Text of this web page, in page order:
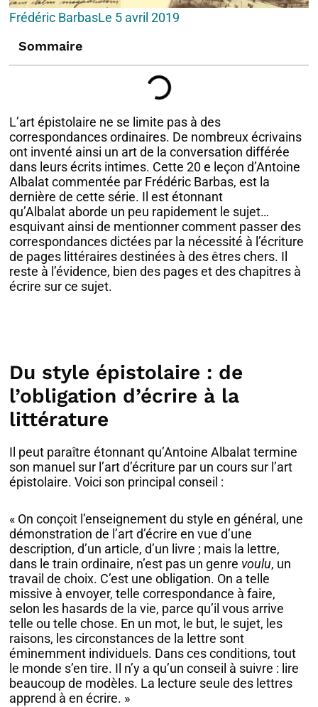
Frédéric BarbasLe 5 avril 2019
Sommaire
L’art épistolaire ne se limite pas à des
correspondances ordinaires. De nombreux écrivains
ont inventé ainsi un art de la conversation différée
dans leurs écrits intimes. Cette 20 e leçon d’Antoine
Albalat commentée par Frédéric Barbas, est la
dernière de cette série. Il est étonnant
qu’Albalat aborde un peu rapidement le sujet…
esquivant ainsi de mentionner comment passer des
correspondances dictées par la nécessité à l’écriture
de pages littéraires destinées à des êtres chers. Il
reste à l’évidence, bien des pages et des chapitres à
écrire sur ce sujet.
Du style épistolaire : de
l’obligation d’écrire à la
littérature
Il peut paraître étonnant qu’Antoine Albalat termine
son manuel sur l’art d’écriture par un cours sur l’art
épistolaire. Voici son principal conseil :
« On conçoit l’enseignement du style en général, une
démonstration de l’art d’écrire en vue d’une
description, d’un article, d’un livre ; mais la lettre,
dans le train ordinaire, n’est pas un genre voulu, un
travail de choix. C’est une obligation. On a telle
missive à envoyer, telle correspondance à faire,
selon les hasards de la vie, parce qu’il vous arrive
telle ou telle chose. En un mot, le but, le sujet, les
raisons, les circonstances de la lettre sont
éminemment individuels. Dans ces conditions, tout
le monde s’en tire. Il n’y a qu’un conseil à suivre : lire
beaucoup de modèles. La lecture seule des lettres
apprend à en écrire. »